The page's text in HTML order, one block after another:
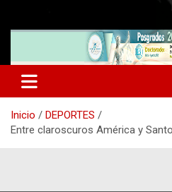
Inicio
DEPORTES
Entre claroscuros América y